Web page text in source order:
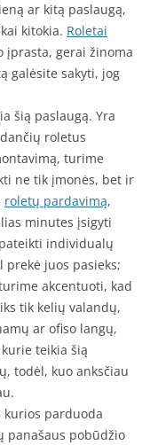
ar kitą paslaugą,
kitokia. Roletai
įprasta, gerai žinoma
galėsite sakyti, jog
šią paslaugą. Yra
roletus
turime
ne tik įmonės, bet ir
roletų pardavimą,
minutes įsigyti
individualų
prekė juos pasieks;
akcentuoti, kad
tik kelių valandų,
ar ofiso langų,
teikia šią
todėl, kuo anksčiau
kurios parduoda
panašaus pobūdžio